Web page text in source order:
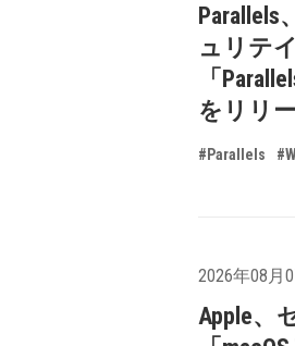
ュリテ
「
をリリ
#Parallels
2026年08月
Apple、